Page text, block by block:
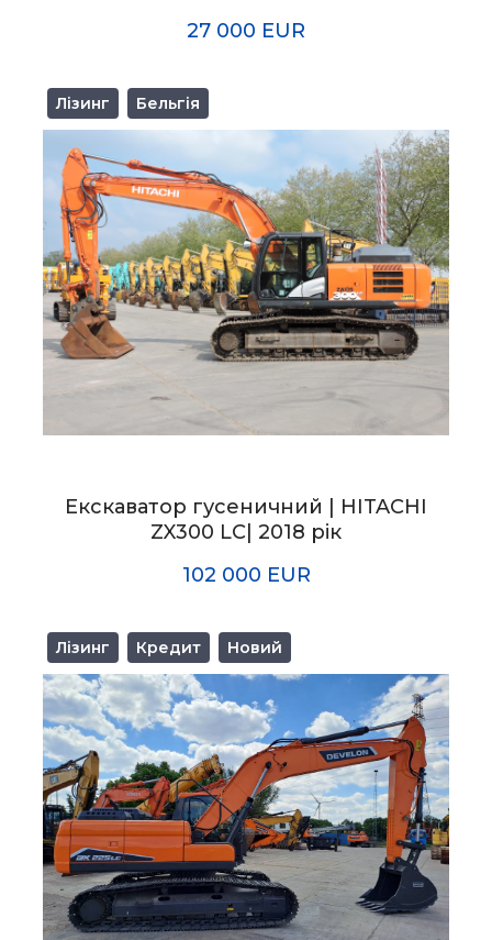
27 000 EUR
Лізинг Бельгія
Екскаватор гусеничний | HITACHI
ZX300 LC| 2018 рік
102 000 EUR
Лізинг Кредит Новий